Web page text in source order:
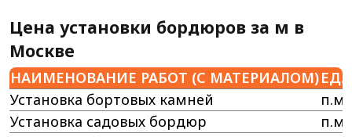
Цена установки бордюров за м в
Москве
НАИМЕНОВАНИЕ РАБОТ (С МАТЕРИАЛОМ)ЕД.
Установка бортовых камней
п.м.
Установка садовых бордюр
п.м.